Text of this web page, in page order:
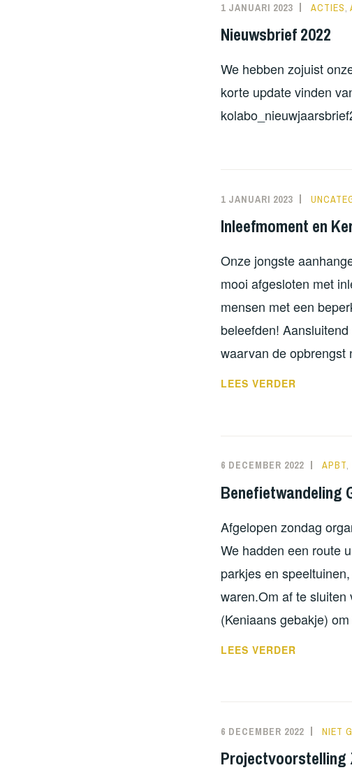
1 JANUARI 2023 ACTIES,
Nieuwsbrief 2022
We hebben zojuist
korte update vinden
1 JANUARI 2023
Inleefmoment en
Onze jongste
mooi afgesloten met
mensen met een
beleefden!
waarvan de
LEES VERDER
KOUTER
6 DECEMBER 2022 APBT,
Benefietwandeling
Afgelopen zondag
We hadden een route
parkjes en
waren.Om af te
(Keniaans gebakje)
LEES VERDER
6 DECEMBER 2022 NIET
Projectvoorstelling